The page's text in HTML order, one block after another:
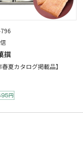
撰
春夏カタログ掲載品】